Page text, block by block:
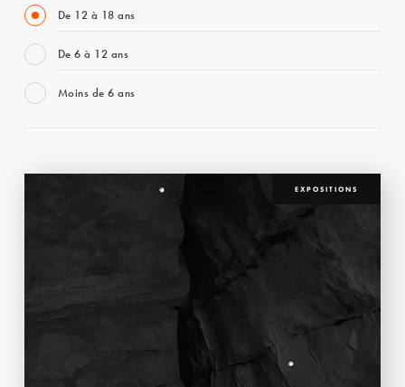
De 12 à 18 ans
De 6 à 12 ans
Moins de 6 ans
EXPOSITIONS